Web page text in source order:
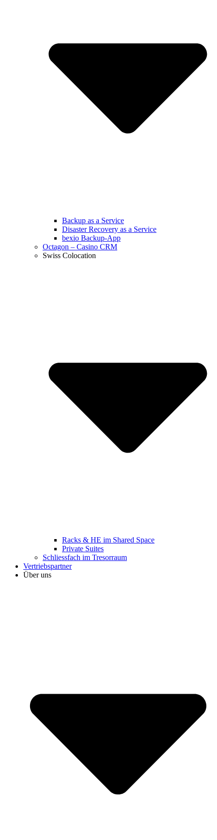
Backup as a Service
Disaster Recovery as a Service
bexio Backup-App
Octagon – Casino CRM
Swiss Colocation
Racks & HE im Shared Space
Private Suites
Schliessfach im Tresorraum
Vertriebspartner
Über uns